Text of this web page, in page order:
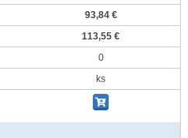
93,84 €
113,55 €
0
ks